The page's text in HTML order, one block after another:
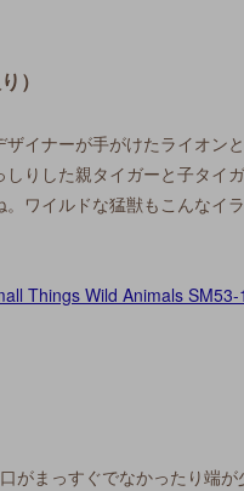
）
イナーが手がけたライオン
りした親タイガーと子タイ
ワイルドな猛獣もこんなイ
がまっすぐでなかったり端